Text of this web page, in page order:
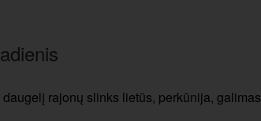
rajonų slinks lietūs, perkūnija, galimas